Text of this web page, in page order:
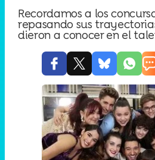
Recordamos a los
repasando sus
dieron a conocer en el